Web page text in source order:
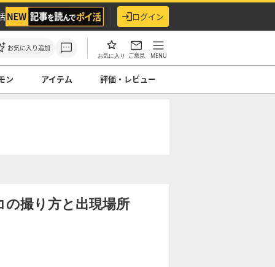
ログイン
お気に入り追加
お気に入り ご意見 MENU
ン アイテム 評価・レビュー
撮り方と出現場所